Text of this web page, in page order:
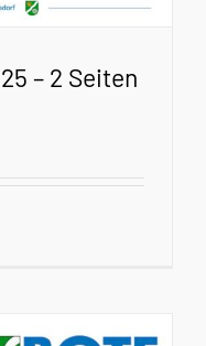
– 2 Seiten